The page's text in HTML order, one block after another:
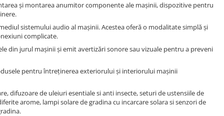
și montarea anumitor componente ale mașinii, dispozitive pentru
sistemului audio al mașinii. Acestea oferă o modalitate simplă și
complicate.
din jurul mașinii și emit avertizări sonore sau vizuale pentru a preveni
pentru întreținerea exteriorului și interiorului mașinii
difuzoare de uleiuri esentiale si anti insecte, seturi de ustensiile de
arome, lampi solare de gradina cu incarcare solara si senzori de